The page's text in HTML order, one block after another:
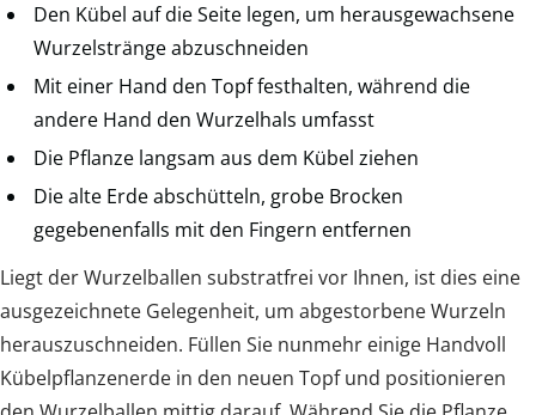
Den Kübel auf die Seite legen, um herausgewachsene
Wurzelstränge abzuschneiden
Mit einer Hand den Topf festhalten, während die
andere Hand den Wurzelhals umfasst
Die Pflanze langsam aus dem Kübel ziehen
Die alte Erde abschütteln, grobe Brocken
gegebenenfalls mit den Fingern entfernen
Liegt der Wurzelballen substratfrei vor Ihnen, ist dies eine
ausgezeichnete Gelegenheit, um abgestorbene Wurzeln
herauszuschneiden. Füllen Sie nunmehr einige Handvoll
Kübelpflanzenerde in den neuen Topf und positionieren